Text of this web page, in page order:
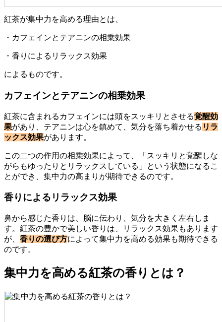
紅茶が集中力を高める理由とは、
・カフェインとテアニンの相乗効果
・香りによるリラックス効果
によるものです。
カフェインとテアニンの相乗効果
紅茶に含まれるカフェインには頭をスッキリとさせる覚醒効
果があり、テアニンは心を鎮めて、気分を落ち着かせる リラ
ックス効果があります。
この二つの作用の相乗効果によって、「スッキリと覚醒しな
がらもゆったりとリラックスしている」という状態になるこ
とができ、集中力の高まりが期待できるのです。
香りによるリラックス効果
鼻から感じた香りは、脳に伝わり、気分を大きく左右しま
す。紅茶の豊かで美しい香りは、リラックス効果もあります
が、 香りの選び方によって集中力を高める効果も期待できる
のです。
集中力を高める紅茶の香りとは？